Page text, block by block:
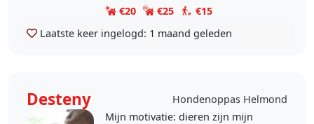
€20
€25
€15
Laatste keer ingelogd: 1 maand geleden
Desteny Hondenoppas Helmond
Mijn motivatie: dieren zijn mijn